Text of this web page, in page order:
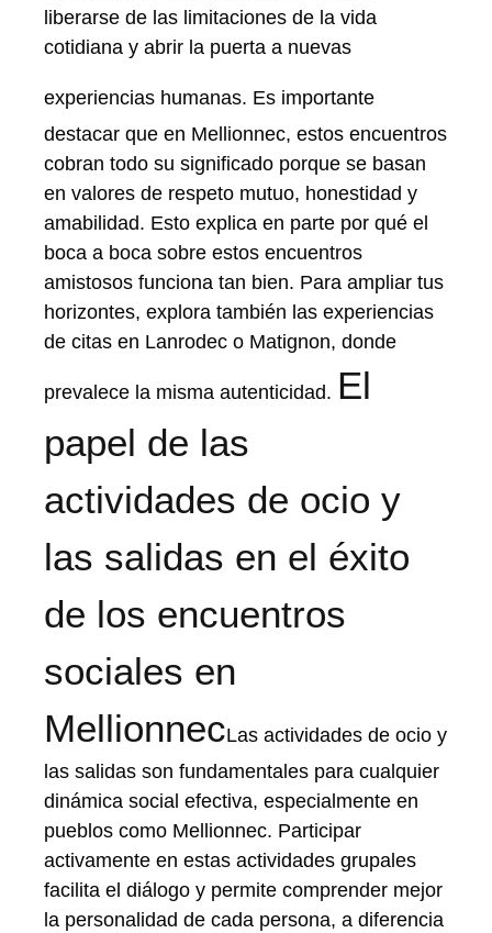
liberarse de las limitaciones de la vida
cotidiana y abrir la puerta a nuevas
experiencias humanas. Es importante
destacar que en Mellionnec, estos encuentros
cobran todo su significado porque se basan
en valores de respeto mutuo, honestidad y
amabilidad. Esto explica en parte por qué el
boca a boca sobre estos encuentros
amistosos funciona tan bien. Para ampliar tus
horizontes, explora también las experiencias
de citas en Lanrodec o Matignon, donde
prevalece la misma autenticidad. El
papel de las
actividades de ocio y
las salidas en el éxito
de los encuentros
sociales en
MellionnecLas actividades de ocio y
las salidas son fundamentales para cualquier
dinámica social efectiva, especialmente en
pueblos como Mellionnec. Participar
activamente en estas actividades grupales
facilita el diálogo y permite comprender mejor
la personalidad de cada persona, a diferencia